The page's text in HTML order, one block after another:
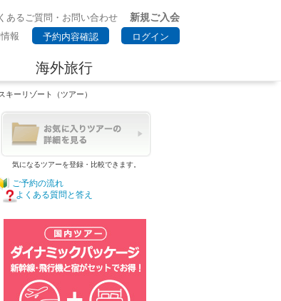
あるご質問・お問い合わせ
新規ご入会
報 予約内容確認 ログイン
海外旅行
キーリゾート（ツアー）
気になるツアーを登録・比較できます。
ご予約の流れ
よくある質問と答え